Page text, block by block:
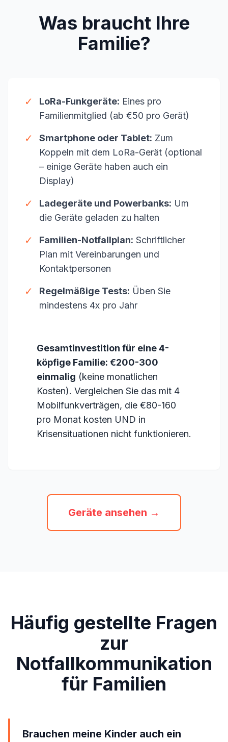
Was braucht Ihre
Familie?
✓ LoRa-Funkgeräte: Eines pro
Familienmitglied (ab €50 pro Gerät)
✓ Smartphone oder Tablet: Zum
Koppeln mit dem LoRa-Gerät (optional
– einige Geräte haben auch ein
Display)
✓ Ladegeräte und Powerbanks: Um
die Geräte geladen zu halten
✓ Familien-Notfallplan: Schriftlicher
Plan mit Vereinbarungen und
Kontaktpersonen
✓ Regelmäßige Tests: Üben Sie
mindestens 4x pro Jahr
Gesamtinvestition für eine 4-
köpfige Familie: €200-300
einmalig (keine monatlichen
Kosten). Vergleichen Sie das mit 4
Mobilfunkverträgen, die €80-160
pro Monat kosten UND in
Krisensituationen nicht funktionieren.
Geräte ansehen →
Häufig gestellte Fragen
zur
Notfallkommunikation
für Familien
Brauchen meine Kinder auch ein